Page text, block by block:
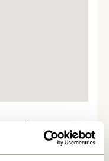
magasins